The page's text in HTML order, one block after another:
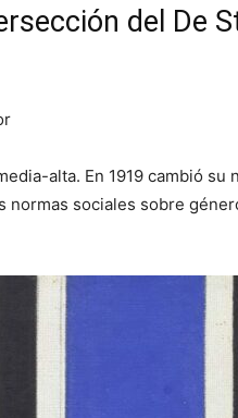
del De
alta. En 1919 cambió su
sociales sobre